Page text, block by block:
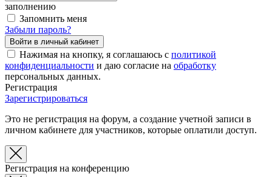
заполнению
Запомнить меня
Забыли пароль?
Нажимая на кнопку, я соглашаюсь с политикой
конфиденциальности и даю согласие на обработку
персональных данных.
Регистрация
Зарегистрироваться
Это не регистрация на форум, а создание учетной записи в
личном кабинете для участников, которые оплатили доступ.
Регистрация на конференцию